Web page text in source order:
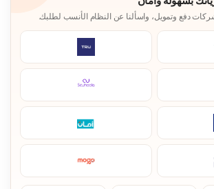
دفع وتمويل، واسألنا عن النظام الأنسب لطلبك.